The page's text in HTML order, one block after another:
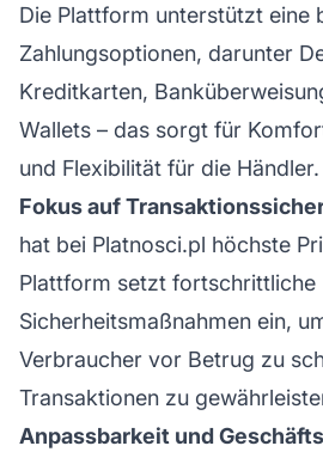
Die Plattform unterstützt eine
Zahlungsoptionen, darunter
Kreditkarten,
Wallets – das sorgt für
und Flexibilität für die Händler.
Fokus auf
hat bei Platnosci.pl höchste
Plattform setzt fortschrittliche
Sicherheitsmaßnahmen ein,
Verbraucher vor Betrug zu
Transaktionen zu
Anpassbarkeit und